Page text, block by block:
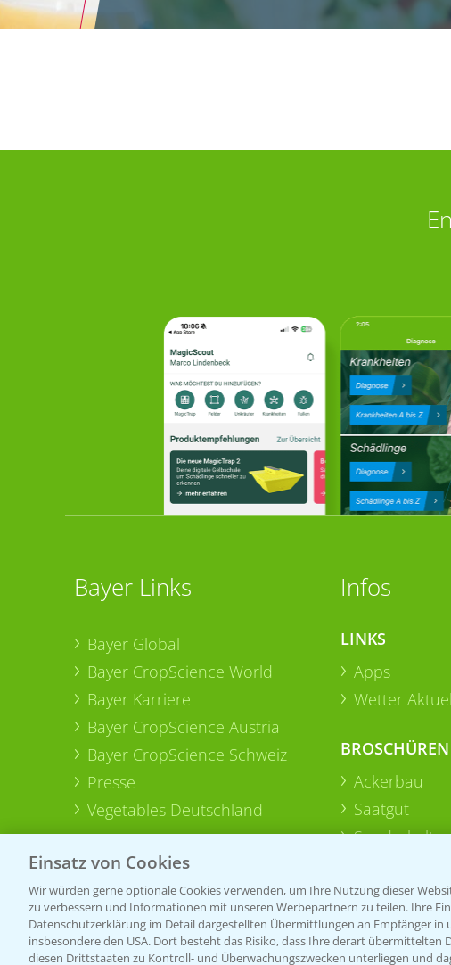
Bayer Links
Bayer Global
Bayer CropScience World
Bayer Karriere
Bayer CropScience Austria
Bayer CropScience Schweiz
Presse
Vegetables Deutschland
Infos
LINKS
Apps
Wetter
BROSCHÜREN
Ackerbau
Saatgut
Einsatz von Cookies
Wir würden gerne optionale Cookies verwenden, um Ihre Nutzung dieser
zu verbessern und Informationen mit unseren Werbepartnern zu teilen. Ihre
Datenschutzerklärung im Detail dargestellten Übermittlungen an Empfänger in
insbesondere den USA. Dort besteht das Risiko, dass Ihre derart übermittelten
diesen Drittstaaten zu Kontroll- und Überwachungszwecken unterliegen und